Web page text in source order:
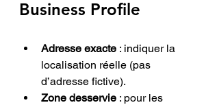
Business Profile
Adresse exacte : indiquer la
localisation réelle (pas
d’adresse fictive).
Zone desservie : pour les